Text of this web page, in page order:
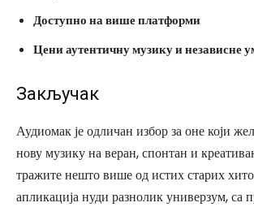
Доступно на више платформи
Цени аутентичну музику и независне
Закључак
Аудиомак је одличан избор за оне који
нову музику на веран, спонтан и
тражите нешто више од истих старих
апликација нуди разнолик универзум, са